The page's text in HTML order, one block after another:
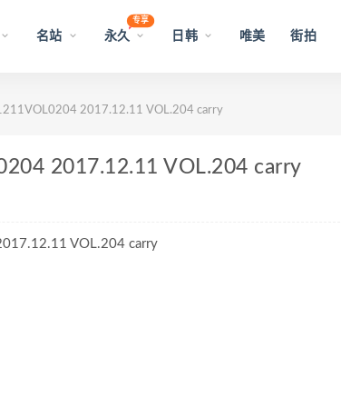
名站 永久
专享
日韩 唯美 街拍
2017.12.11 VOL.204 carry
2017.12.11 VOL.204 carry
VOL.204 carry